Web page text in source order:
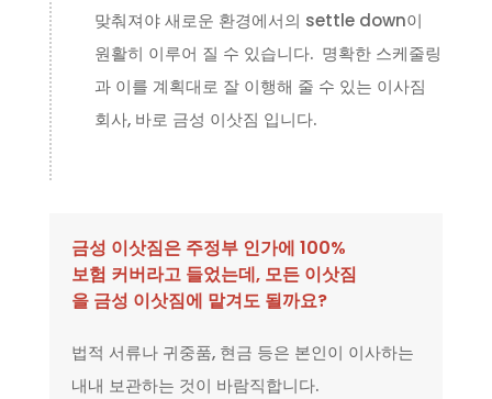
맞춰져야 새로운 환경에서의 settle down이
원활히 이루어 질 수 있습니다. 명확한 스케줄링
과 이를 계획대로 잘 이행해 줄 수 있는 이사짐
회사, 바로 금성 이삿짐 입니다.
금성 이삿짐은 주정부 인가에 100%
보험 커버라고 들었는데, 모든 이삿짐
을 금성 이삿짐에 맡겨도 될까요?
법적 서류나 귀중품, 현금 등은 본인이 이사하는
내내 보관하는 것이 바람직합니다.